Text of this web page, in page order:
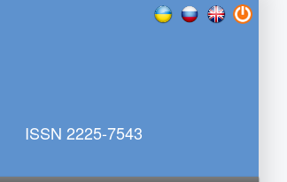
ISSN 2225-7543